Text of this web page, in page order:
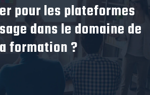
pour les plateformes
dans le domaine de
formation ?